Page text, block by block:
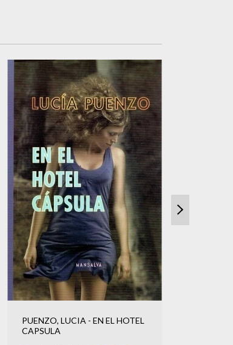
PUENZO, LUCIA - EN EL HOTEL
CAPSULA